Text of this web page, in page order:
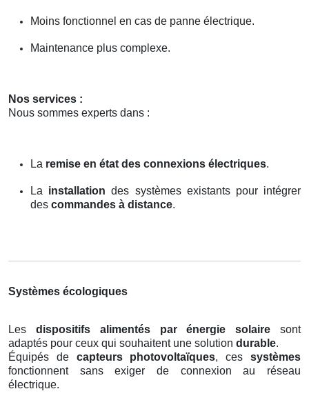
Moins fonctionnel en cas de panne électrique.
Maintenance plus complexe.
Nos services :
Nous sommes experts dans :
La remise en état des connexions électriques.
La installation des systèmes existants pour intégrer
des commandes à distance.
Systèmes écologiques
Les dispositifs alimentés par énergie solaire sont
adaptés pour ceux qui souhaitent une solution durable.
Équipés de capteurs photovoltaïques, cessystèmes
fonctionnent sans exiger de connexion au réseau
électrique.